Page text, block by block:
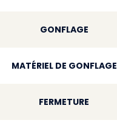
GONFLAGE
MATÉRIEL DE GONFLAGE
FERMETURE